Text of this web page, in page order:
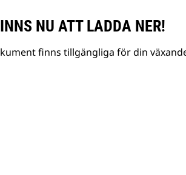
NU ATT LADDA NER!
finns tillgängliga för din